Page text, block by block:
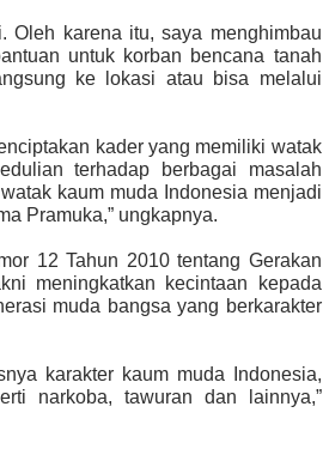
Oleh karena itu, saya menghimbau
untuk korban bencana tanah
ke lokasi atau bisa melalui
kader yang memiliki watak
terhadap berbagai masalah
kaum muda Indonesia menjadi
Pramuka,” ungkapnya.
12 Tahun 2010 tentang Gerakan
meningkatkan kecintaan kepada
muda bangsa yang berkarakter
karakter kaum muda Indonesia,
narkoba, tawuran dan lainnya,”